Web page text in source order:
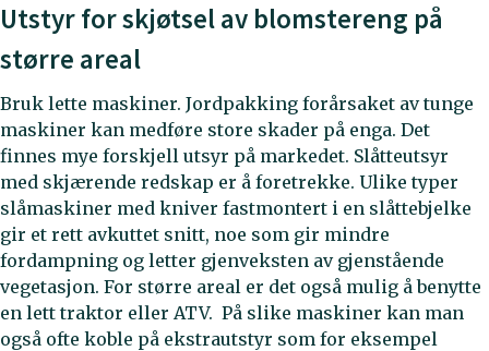
Utstyr for skjøtsel av blomstereng på
større areal
Bruk lette maskiner. Jordpakking forårsaket av tunge
maskiner kan medføre store skader på enga. Det
finnes mye forskjell utsyr på markedet. Slåtteutsyr
med skjærende redskap er å foretrekke. Ulike typer
slåmaskiner med kniver fastmontert i en slåttebjelke
gir et rett avkuttet snitt, noe som gir mindre
fordampning og letter gjenveksten av gjenstående
vegetasjon. For større areal er det også mulig å benytte
en lett traktor eller ATV. På slike maskiner kan man
også ofte koble på ekstrautstyr som for eksempel